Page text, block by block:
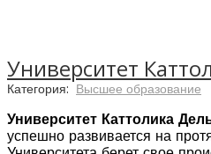
Университет
Категория: Высшее образование
Университет Каттолика
успешно развивается на